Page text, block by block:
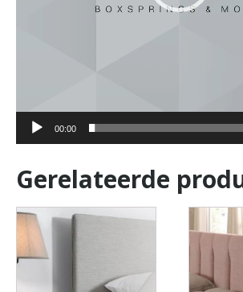
00:00
Gerelateerde